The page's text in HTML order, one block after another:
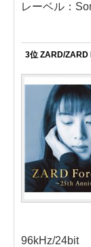
レーベル：
3位 ZARD/
96kHz/24bit